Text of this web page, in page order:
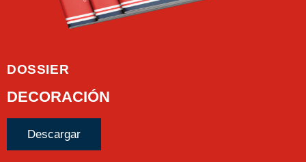
DOSSIER
DECORACIÓN
Descargar